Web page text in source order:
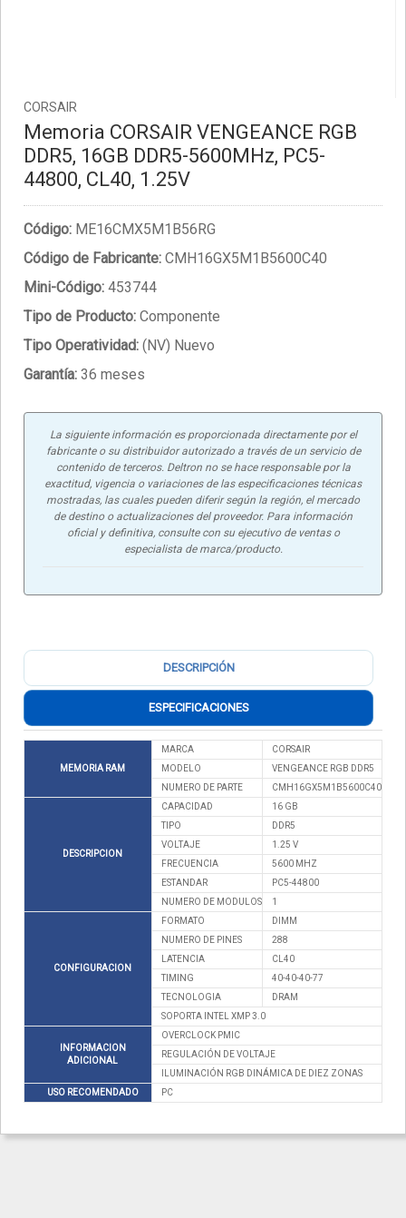
CORSAIR
Memoria CORSAIR VENGEANCE RGB
DDR5, 16GB DDR5-5600MHz, PC5-
44800, CL40, 1.25V
Código: ME16CMX5M1B56RG
Código de Fabricante: CMH16GX5M1B5600C40
Mini-Código: 453744
Tipo de Producto: Componente
Tipo Operatividad: (NV) Nuevo
Garantía: 36 meses
La siguiente información es proporcionada directamente por el
fabricante o su distribuidor autorizado a través de un servicio de
contenido de terceros. Deltron no se hace responsable por la
exactitud, vigencia o variaciones de las especificaciones técnicas
mostradas, las cuales pueden diferir según la región, el mercado
de destino o actualizaciones del proveedor. Para información
oficial y definitiva, consulte con su ejecutivo de ventas o
especialista de marca/producto.
DESCRIPCIÓN
ESPECIFICACIONES
MEMORIA RAM
MARCA
CORSAIR
MODELO
VENGEANCE RGB DDR5
NUMERO DE PARTE
CMH16GX5M1B5600C40
DESCRIPCION
CAPACIDAD
16 GB
TIPO
DDR5
VOLTAJE
1.25 V
FRECUENCIA
5600 MHZ
ESTANDAR
PC5-44800
NUMERO DE MODULOS
1
CONFIGURACION
FORMATO
DIMM
NUMERO DE PINES
288
LATENCIA
CL40
TIMING
40-40-40-77
TECNOLOGIA
DRAM
SOPORTA INTEL XMP 3.0
INFORMACION
ADICIONAL
OVERCLOCK PMIC
REGULACIÓN DE VOLTAJE
ILUMINACIÓN RGB DINÁMICA DE DIEZ ZONAS
USO RECOMENDADO
PC